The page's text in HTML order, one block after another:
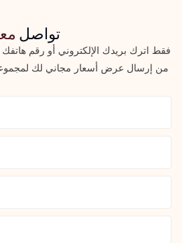
تواصل
فقط اترك بريدك الإلكتروني أو رقم
من إرسال عرض أسعار مجاني لك